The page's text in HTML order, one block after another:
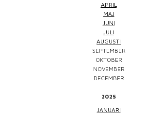
APRIL
MAJ
JUNI
JULI
AUGUSTI
SEPTEMBER
OKTOBER
NOVEMBER
DECEMBER
2025
JANUARI